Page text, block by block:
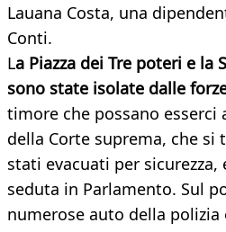
Lauana Costa, una
Conti.
La Piazza dei Tre poteri e la
sono state isolate dalle
timore che possano
della Corte suprema, che
stati evacuati per sicurezza,
seduta in Parlamento. Sul
numerose auto della polizia